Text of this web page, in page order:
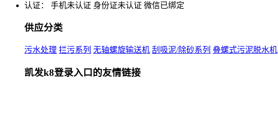
认证：
手机未认证 身份证未认证 微信已绑定
供应分类
污水处理 拦污系列 无轴螺旋输送机 刮吸泥/除砂系列 叠螺式污泥脱水机
凯发k8登录入口的友情链接